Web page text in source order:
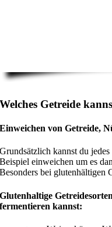
Welches Getreide
Einweichen von Getreide,
Grundsätzlich kannst du
Beispiel einweichen um es
Besonders bei glutenhältigen
Glutenhaltige
fermentieren kannst: